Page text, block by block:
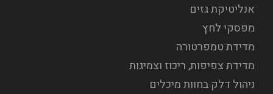
אנליטיקת גזים
מפסקי לחץ
מדידת טמפרטורה
מדידת צפיפות, ריכוז וצמיגות
ניהול דלק בחוות מיכלים